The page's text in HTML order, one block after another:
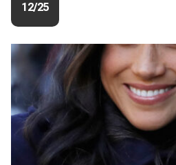
12/25